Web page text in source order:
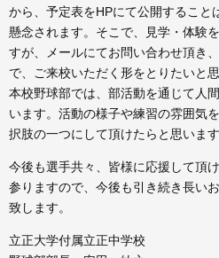
から、予定表をHPにて公開すること
懸念されます。そこで、見学・体験
すが、メールにてお問い合わせ頂き
で、ご来校いただく形をとりたいと思
本校野球部では、部活動を通じて人
います。活動の様子や練習の雰囲気
択肢の一つにして頂けたらと思います
今後も選手共々、皆様に応援して頂
参りますので、今後も引き続き長い
致します。
立正大学付属立正中学校